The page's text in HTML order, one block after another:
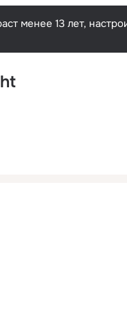
менее 13 лет,